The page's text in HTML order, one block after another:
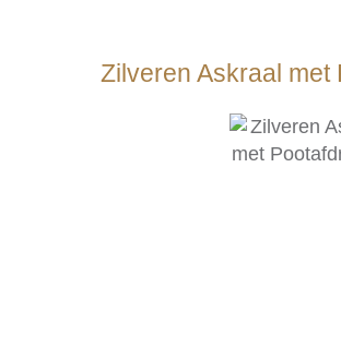
Zilveren Askraal met